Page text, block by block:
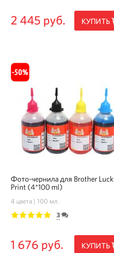
2 445 руб. КУПИТЬ
Фото-чернила для Brother
Print (4*100 ml)
4 цвета 100 мл.
3
1 676 руб. КУПИТЬ